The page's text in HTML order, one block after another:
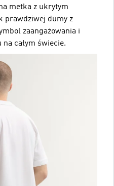
metka z ukrytym
prawdziwej dumy z
zaangażowania i
całym świecie.